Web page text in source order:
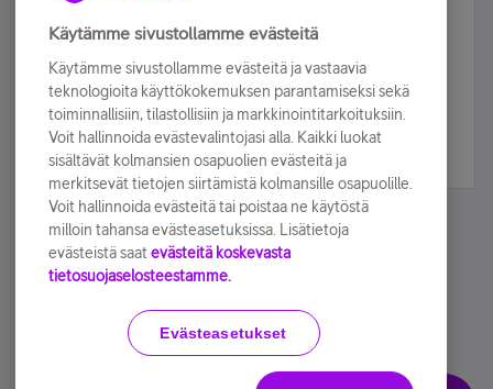
Tilaa Telian uutiskirje ja olet mukana arvonnassa.
sähköpostiisi.
Tilaa nyt
Käyttöehdot Accessibility statement
Käytämme sivustollamme evästeitä
Käytämme sivustollamme evästeitä ja vastaavia
teknologioita käyttökokemuksen parantamiseksi sekä
toiminnallisiin, tilastollisiin ja markkinointitarkoituksiin.
Voit hallinnoida evästevalintojasi alla. Kaikki luokat
sisältävät kolmansien osapuolien evästeitä ja
merkitsevät tietojen siirtämistä kolmansille osapuolille.
Voit hallinnoida evästeitä tai poistaa ne käytöstä
milloin tahansa evästeasetuksissa. Lisätietoja
evästeistä saat evästeitä koskevasta
tietosuojaselosteestamme.
Evästeasetukset